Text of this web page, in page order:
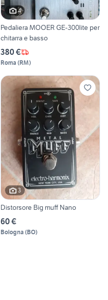
4
Pedaliera MOOER GE-300lite per
chitarra e basso
380 €
Roma (RM)
3
Distorsore Big muff Nano
60 €
Bologna (BO)